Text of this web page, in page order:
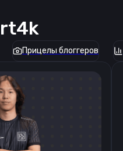
Прицелы блоггеров